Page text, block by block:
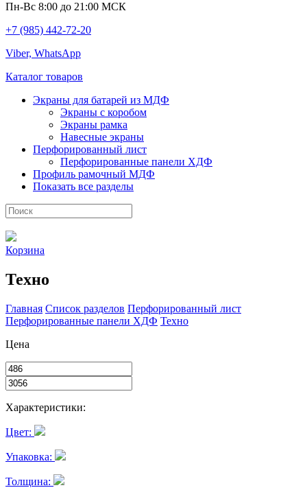
Пн-Вс 8:00 до 21:00 МСК
+7 (985) 442-72-20
Viber, WhatsApp
Каталог товаров
Экраны для батарей из МДФ
Экраны с коробом
Экраны рамка
Навесные экраны
Перфорированный лист
Перфорированные панели ХДФ
Профиль рамочный МДФ
Показать все разделы
Корзина
Техно
Главная Список разделов Перфорированный лист
Перфорированные панели ХДФ Техно
Цена
Характеристики:
Цвет:
Упаковка:
Толщина: